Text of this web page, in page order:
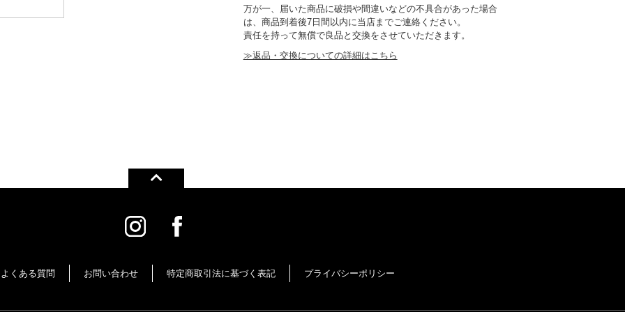
万が一、届いた商品に破損や間違いなどの不具合があった場合
は、商品到着後7日間以内に当店までご連絡ください。
責任を持って無償で良品と交換をさせていただきます。
≫返品・交換についての詳細はこちら
よくある質問 お問い合わせ 特定商取引法に基づく表記 プライバシーポリシー